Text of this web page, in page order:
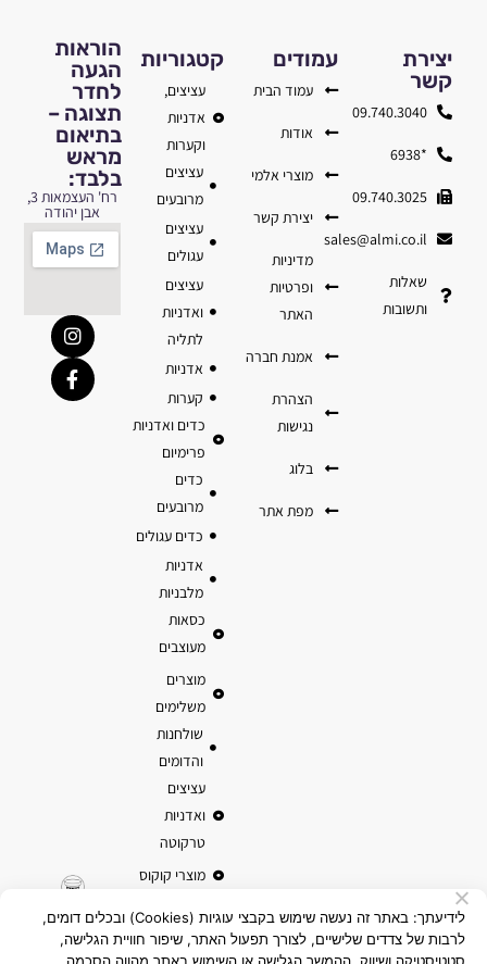
הוראות
הגעה
לחדר
תצוגה –
בתיאום
מראש
בלבד:
רח' העצמאות 3,
אבן יהודה
קטגוריות
עציצים,
אדניות
וקערות
עציצים
מרובעים
עציצים
עגולים
עציצים
ואדניות
לתליה
אדניות
קערות
כדים ואדניות
פרימיום
כדים
מרובעים
כדים עגולים
אדניות
מלבניות
כסאות
מעוצבים
מוצרים
משלימים
שולחנות
והדומים
עציצים
ואדניות
טרקוטה
מוצרי קוקוס
עמודים
עמוד הבית
אודות
מוצרי אלמי
יצירת קשר
מדיניות
ופרטיות
האתר
אמנת חברה
הצהרת
נגישות
בלוג
מפת אתר
יצירת
קשר
09.740.3040
*6938
09.740.3025
sales@almi.co.il
שאלות
ותשובות
לידיעתך: באתר זה נעשה שימוש בקבצי עוגיות (Cookies) ובכלים דומים,
לרבות של צדדים שלישיים, לצורך תפעול האתר, שיפור חוויית הגלישה,